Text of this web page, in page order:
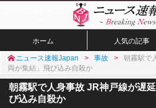
ホーム 人気の記事
ニュース速報Japan 事故
朝霧駅で
両が集結」飛び込み自殺か
朝霧駅で人身事故 JR神戸線が遅
び込み自殺か